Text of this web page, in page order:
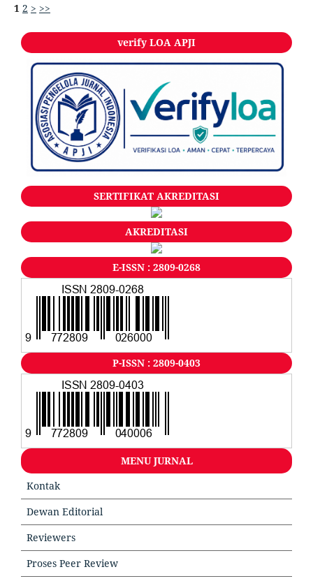
1 2 > >>
verify LOA APJI
SERTIFIKAT AKREDITASI
AKREDITASI
E-ISSN : 2809-0268
P-ISSN : 2809-0403
MENU JURNAL
Kontak
Dewan Editorial
Reviewers
Proses Peer Review